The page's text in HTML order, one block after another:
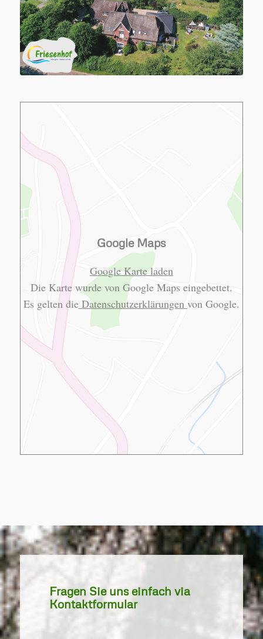
Google Maps
Google Karte laden
Die Karte wurde von Google Maps eingebettet.
Es gelten dieDatenschutzerklärungen von Google.
Fragen Sie uns einfach via
Kontaktformular